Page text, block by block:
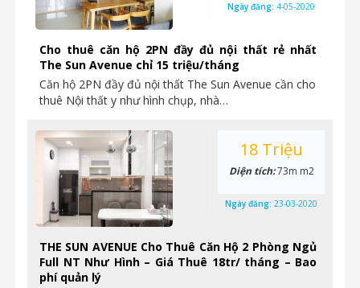
Cho thuê căn hộ 2PN đầy đủ nội thất rẻ nhất
The Sun Avenue chỉ 15 triệu/tháng
Căn hộ 2PN đầy đủ nội thất The Sun Avenue cần cho
thuê Nội thất y như hình chụp, nhà…
Ngày đăng: 4-05-2020
THE SUN AVENUE Cho Thuê Căn Hộ 2 Phòng Ngủ
Full NT Như Hình – Giá Thuê 18tr/ tháng – Bao
phí quản lý
18 Triệu
Diện tích:73m m2
Ngày đăng: 23-03-2020